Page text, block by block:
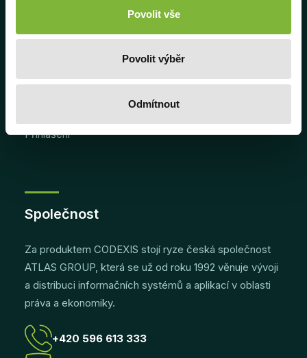
Povolit vše
Povolit výběr
Odmítnout
Často kladené dotazy
Uživatelská příručka
Přihlášení
Společnost
Za produktem CODEXIS stojí ryze česká společnost
ATLAS GROUP, která se už od roku 1992 věnuje vývoji
a distribuci informačních systémů a aplikací v oblasti
práva a ekonomiky.
+420 596 613 333